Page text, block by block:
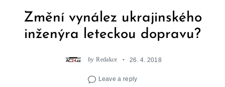
Změní vynález ukrajinského
inženýra leteckou dopravu?
by Redakce 26. 4. 2018
Leave a reply